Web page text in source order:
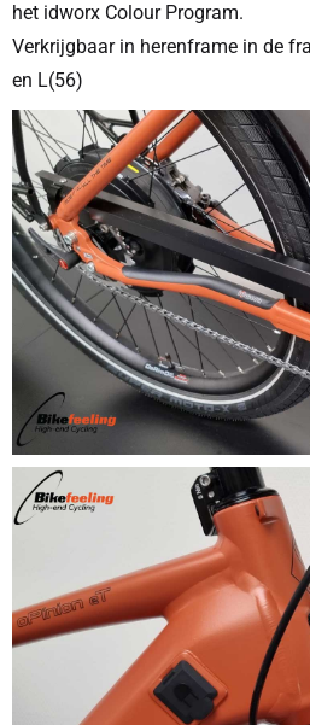
het idworx Colour Program.
Verkrijgbaar in herenframe in de
en L(56)